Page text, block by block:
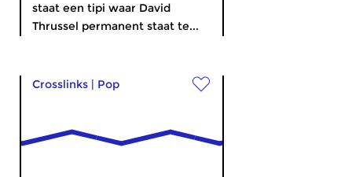
staat een tipi waar David
Thrussel permanent staat te...
Crosslinks | Pop